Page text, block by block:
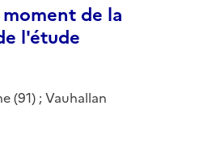
de la
l'étude
(91) ; Vauhallan